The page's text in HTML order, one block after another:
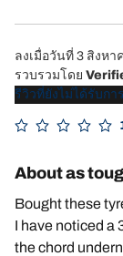
ลงเมื่อวันที่ 3 สิงหา
รวบรวมโดย
รีวิวที่ยังไม่ได้รับกา
About as
Bought these
I have noticed a
the chord